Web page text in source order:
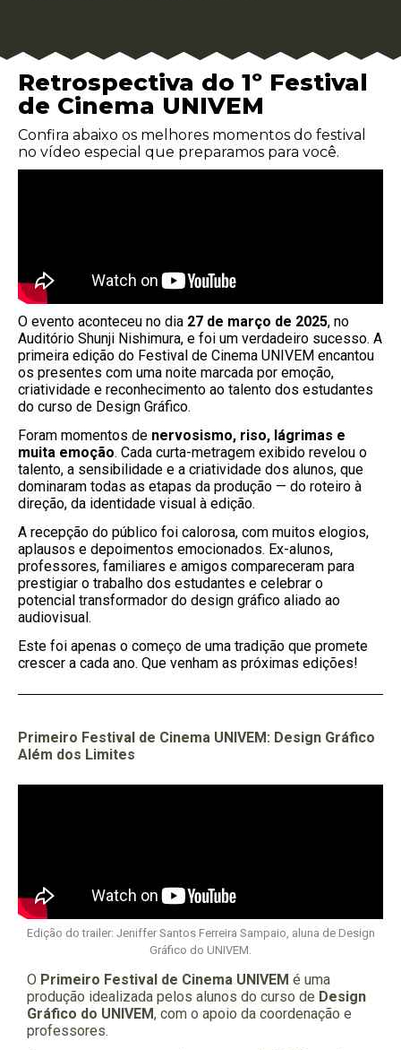
Retrospectiva do 1º Festival
de Cinema UNIVEM
Confira abaixo os melhores momentos do festival
no vídeo especial que preparamos para você.
O evento aconteceu no dia 27 de março de 2025, no
Auditório Shunji Nishimura, e foi um verdadeiro sucesso. A
primeira edição do Festival de Cinema UNIVEM encantou
os presentes com uma noite marcada por emoção,
criatividade e reconhecimento ao talento dos estudantes
do curso de Design Gráfico.
Foram momentos de nervosismo, riso, lágrimas e
muita emoção. Cada curta-metragem exibido revelou o
talento, a sensibilidade e a criatividade dos alunos, que
dominaram todas as etapas da produção — do roteiro à
direção, da identidade visual à edição.
A recepção do público foi calorosa, com muitos elogios,
aplausos e depoimentos emocionados. Ex-alunos,
professores, familiares e amigos compareceram para
prestigiar o trabalho dos estudantes e celebrar o
potencial transformador do design gráfico aliado ao
audiovisual.
Este foi apenas o começo de uma tradição que promete
crescer a cada ano. Que venham as próximas edições!
Primeiro Festival de Cinema UNIVEM: Design Gráfico
Além dos Limites
Edição do trailer: Jeniffer Santos Ferreira Sampaio, aluna de Design
Gráfico do UNIVEM.
O Primeiro Festival de Cinema UNIVEM é uma
produção idealizada pelos alunos do curso de Design
Gráfico do UNIVEM, com o apoio da coordenação e
professores.